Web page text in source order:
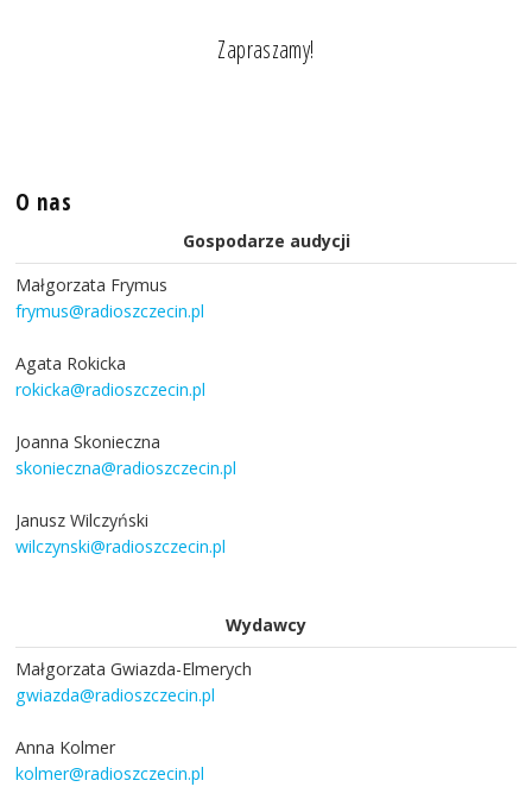
Zapraszamy!
O nas
Gospodarze audycji
Małgorzata Frymus
frymus@radioszczecin.pl
Agata Rokicka
rokicka@radioszczecin.pl
Joanna Skonieczna
skonieczna@radioszczecin.pl
Janusz Wilczyński
wilczynski@radioszczecin.pl
Wydawcy
Małgorzata Gwiazda-Elmerych
gwiazda@radioszczecin.pl
Anna Kolmer
kolmer@radioszczecin.pl